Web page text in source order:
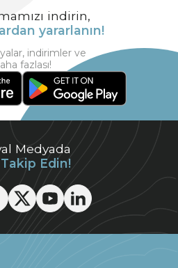
Medyada
Edin!
indirin,
yararlanın!
indirimler ve
fazlası!